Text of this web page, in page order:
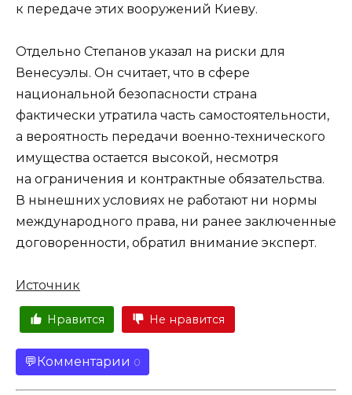
к передаче этих вооружений Киеву.
Отдельно Степанов указал на риски для
Венесуэлы. Он считает, что в сфере
национальной безопасности страна
фактически утратила часть самостоятельности,
а вероятность передачи военно-технического
имущества остается высокой, несмотря
на ограничения и контрактные обязательства.
В нынешних условиях не работают ни нормы
международного права, ни ранее заключенные
договоренности, обратил внимание эксперт.
Источник
Нравится Не нравится
Комментарии 0